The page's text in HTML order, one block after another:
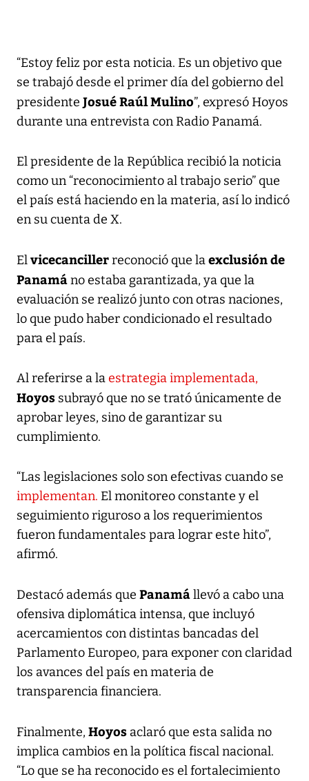
“Estoy feliz por esta noticia. Es un objetivo que
se trabajó desde el primer día del gobierno del
presidente Josué Raúl Mulino”, expresó Hoyos
durante una entrevista con Radio Panamá.
El presidente de la República recibió la noticia
como un “reconocimiento al trabajo serio” que
el país está haciendo en la materia, así lo indicó
en su cuenta de X.
Elvicecancillerreconoció que laexclusión de
Panamáno estaba garantizada, ya que la
evaluación se realizó junto con otras naciones,
lo que pudo haber condicionado el resultado
para el país.
Al referirse a laestrategia implementada,
Hoyos subrayó que no se trató únicamente de
aprobar leyes, sino de garantizar su
cumplimiento.
“Las legislaciones solo son efectivas cuando se
implementan. El monitoreo constante y el
seguimiento riguroso a los requerimientos
fueron fundamentales para lograr este hito”,
afirmó.
Destacó además que Panamállevó a cabo una
ofensiva diplomática intensa, que incluyó
acercamientos con distintas bancadas del
Parlamento Europeo, para exponer con claridad
los avances del país en materia de
transparencia financiera.
Finalmente, Hoyos aclaró que esta salida no
implica cambios en la política fiscal nacional.
“Lo que se ha reconocido es el fortalecimiento